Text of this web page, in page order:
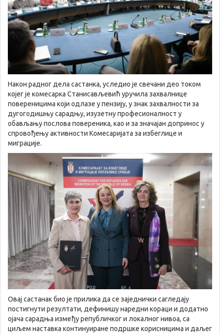
Након радног дела састанка, уследио је свечани део током
којег је комесарка Станисављевић уручила захвалнице
повереницима који одлазе у пензију, у знак захвалности за
дугогодишњу сарадњу, изузетну професионалност у
обављању послова повереника, као и за значајан допринос у
спровођењу активности Комесаријата за избеглице и
миграције.
Овај састанак био је прилика да се заједнички сагледају
постигнути резултати, дефинишу наредни кораци и додатно
ојача сарадња између републичког и локалног нивоа, са
циљем наставка континуиране подршке корисницима и даљег